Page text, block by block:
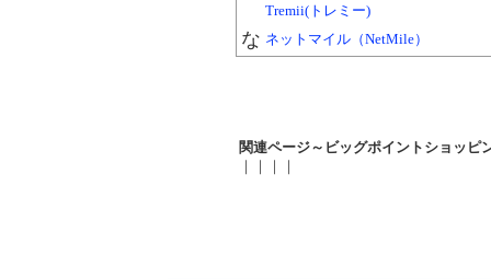
Tremii(トレミー)
な ネットマイル（NetMile）
関連ページ～ビッグポイントショッピ
｜｜｜｜